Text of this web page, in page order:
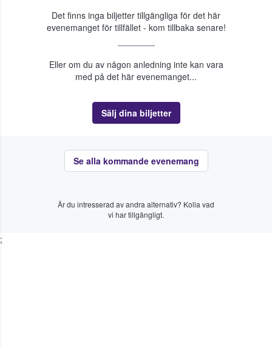
Det finns inga biljetter tillgängliga för det här
evenemanget för tillfället - kom tillbaka senare!
Eller om du av någon anledning inte kan vara
med på det här evenemanget...
Sälj dina biljetter
Se alla kommande evenemang
Är du intresserad av andra alternativ? Kolla vad
vi har tillgängligt.
;